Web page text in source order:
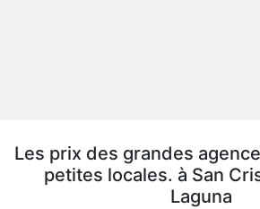
Les prix des grandes
petites locales. à San
Laguna